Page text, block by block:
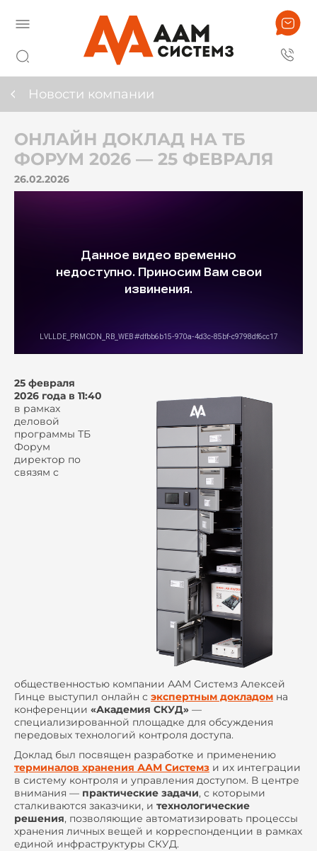
Новости компании
ОНЛАЙН ДОКЛАД НА ТБ
ФОРУМ 2026 — 25 ФЕВРАЛЯ
26.02.2026
25 февраля
2026 года в 11:40
в рамках
деловой
программы ТБ
Форум
директор по
связям с
общественностью компании ААМ Системз Алексей
Гинце выступил онлайн с экспертным докладом на
конференции «Академия СКУД» —
специализированной площадке для обсуждения
передовых технологий контроля доступа.
Доклад был посвящен разработке и применению
терминалов хранения ААМ Системз и их интеграции
в систему контроля и управления доступом. В центре
внимания — практические задачи, с которыми
сталкиваются заказчики, и технологические
решения, позволяющие автоматизировать процессы
хранения личных вещей и корреспонденции в рамках
единой инфраструктуры СКУД.